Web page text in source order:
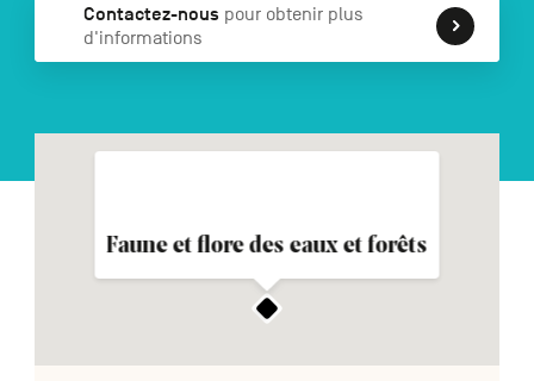
secondaire
Contactez-nous pour obtenir plus
d'informations
Faune et flore des eaux et forêts